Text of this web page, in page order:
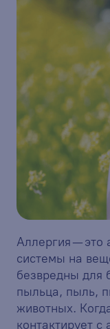
Аллергия — это
системы на
безвредны для
пыльца, пыль,
животных.
контактирует